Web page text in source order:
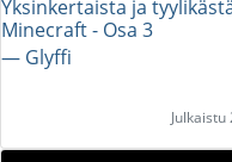
Yksinkertaista ja
Minecraft - Osa 3
― Glyffi